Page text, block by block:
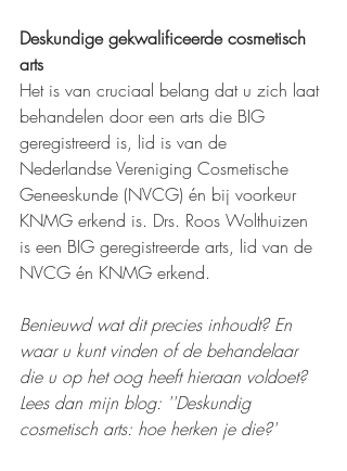
Deskundige gekwalificeerde cosmetisch
arts
Het is van cruciaal belang dat u zich laat
behandelen door een arts die BIG
geregistreerd is, lid is van de
Nederlandse Vereniging Cosmetische
Geneeskunde (NVCG) én bij voorkeur
KNMG erkend is. Drs. Roos Wolthuizen
is een BIG geregistreerde arts, lid van de
NVCG én KNMG erkend.
Benieuwd wat dit precies inhoudt? En
waar u kunt vinden of de behandelaar
die u op het oog heeft hieraan voldoet?
Lees dan mijn blog: ''Deskundig
cosmetisch arts: hoe herken je die?'